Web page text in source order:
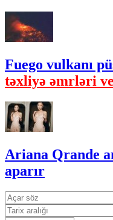
Fuego vulkanı
təxliyə əmrləri
Ariana Qrande
aparır